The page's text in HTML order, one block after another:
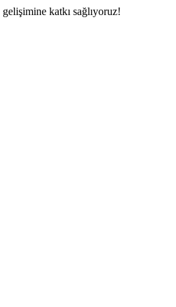
katkı sağlıyoruz!